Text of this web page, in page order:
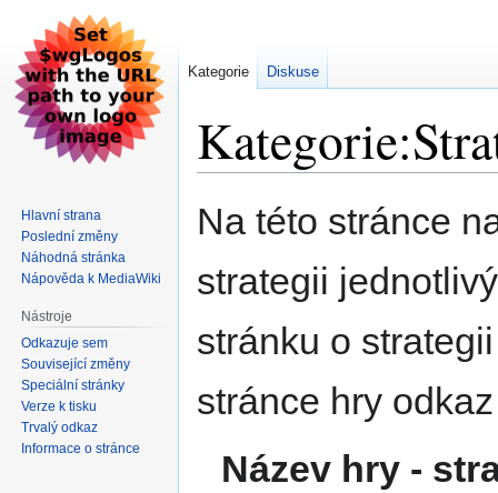
na
na
Na této stránce
strategii
stránku o
stránce hry odkaz
Název hry -
Kategorie Diskuse
Hlavní strana
Poslední změny
Náhodná stránka
Nápověda k MediaWiki
Nástroje
Odkazuje sem
Související změny
Speciální stránky
Verze k tisku
Trvalý odkaz
Informace o stránce